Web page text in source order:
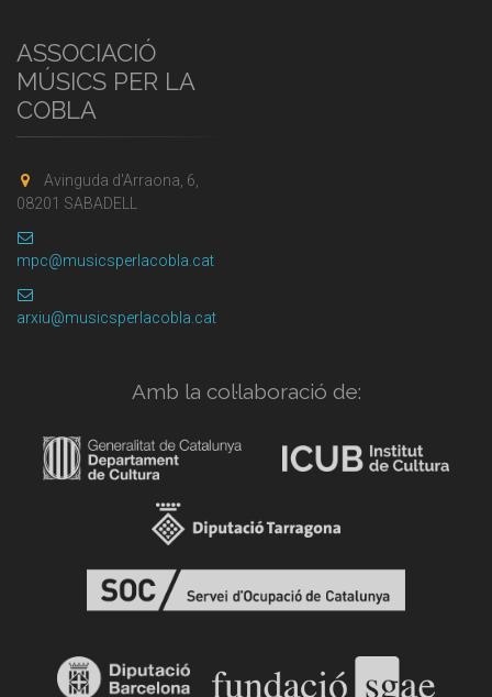
ASSOCIACIÓ
MÚSICS PER LA
COBLA
Avinguda d'Arraona, 6,
08201 SABADELL
mpc@musicsperlacobla.cat
arxiu@musicsperlacobla.cat
Amb la col·laboració de: